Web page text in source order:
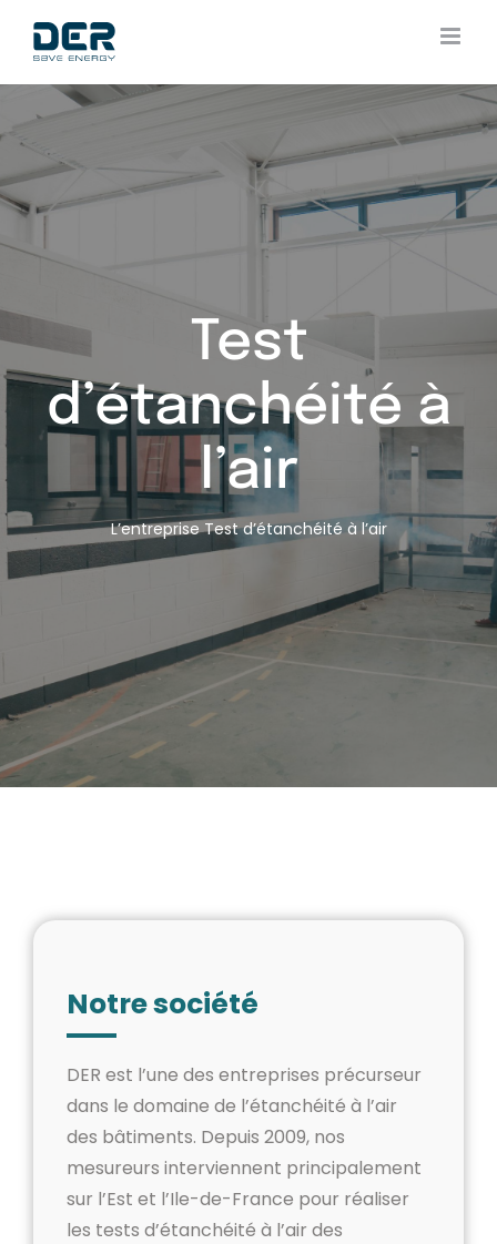
Test
d’étanchéité à
l’air
L’entreprise Test d’étanchéité à l’air
Notre société
DER est l’une des entreprises précurseur
dans le domaine de l’étanchéité à l’air
des bâtiments. Depuis 2009, nos
mesureurs interviennent principalement
sur l’Est et l’Ile-de-France pour réaliser
les tests d’étanchéité à l’air des